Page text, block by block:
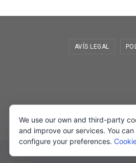
AVÍS LEGAL
We use our own and third-party
and improve our services. You
configure your preferences.